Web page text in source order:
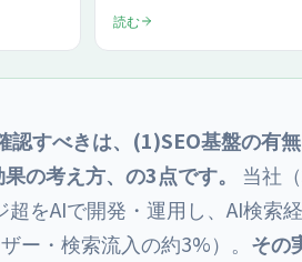
低下時代の費用対効果、内製と
100,000円／月額250,000円〜
読む
認すべきは、(1)SEO基盤の有
の考え方、の3点です。
当社
をAIで開発・運用し、AI検索
ー・検索流入の約3%）。 その